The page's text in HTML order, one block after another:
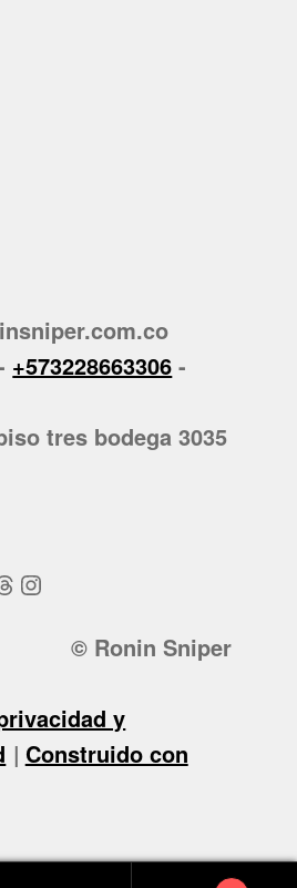
+573228663306 -
tres bodega 3035
Instagram
© Ronin Sniper
y
Construido con